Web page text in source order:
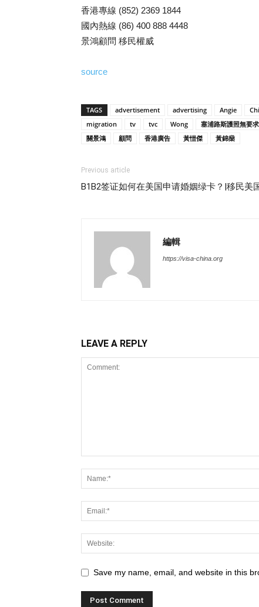
香港專線 (852) 2369 1844
國內熱線 (86) 400 888 4448
景鴻顧問 移民權威
source
TAGS advertisement advertising Angie
migration
tv tvc Wong 塞浦路斯護照無要
關景鴻
顧問 香港廣告 黃愷傑 黃錦燊
Previous article
B1B2签证如何在美国申请婚姻绿卡？|移民美
編輯
https://visa-china.org
LEAVE A REPLY
Save my name, email, and website in this